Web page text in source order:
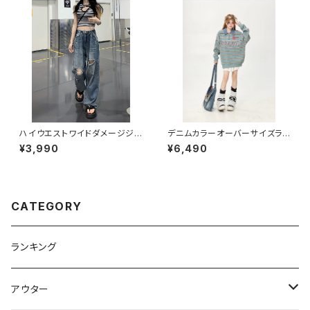
ハイウエストワイドダメージジ
ーンズ 1013-230619001
¥3,990
デニムカラーオーバーサイズラガ
ーシャツ 1013-240905012
¥6,490
CATEGORY
ランキング
アウター